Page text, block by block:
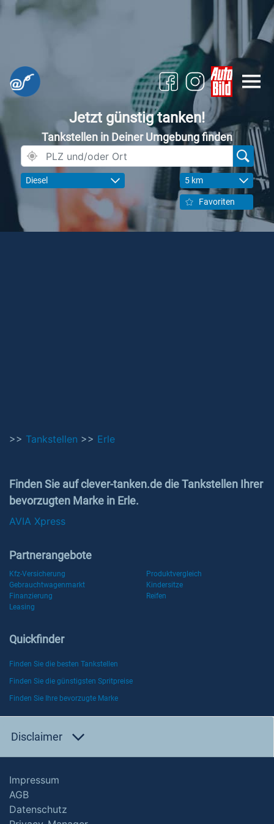
Jetzt günstig tanken!
Tankstellen in Deiner Umgebung finden
Diesel 5 km
Favoriten
>> Tankstellen >> Erle
Finden Sie auf clever-tanken.de die Tankstellen Ihrer
bevorzugten Marke in Erle.
AVIA Xpress
Partnerangebote
Kfz-Versicherung
Produktvergleich
Gebrauchtwagenmarkt
Kindersitze
Finanzierung
Reifen
Leasing
Quickfinder
Finden Sie die besten Tankstellen
Finden Sie die günstigsten Spritpreise
Finden Sie Ihre bevorzugte Marke
Disclaimer
Impressum
AGB
Datenschutz